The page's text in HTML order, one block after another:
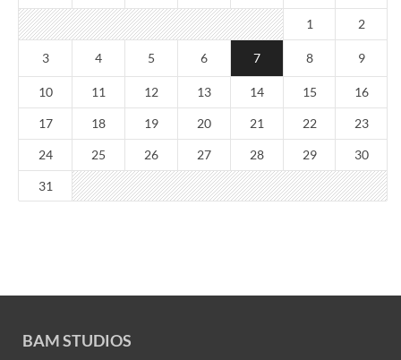
1 2
3 4 5 6 7 8 9
10 11 12 13 14 15 16
17 18 19 20 21 22 23
24 25 26 27 28 29 30
31
BAM STUDIOS